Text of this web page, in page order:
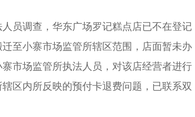
员调查，华东广场罗记糕点店已不在登记
至小寨市场监管所辖区范围，店面暂未办
市场监管所执法人员，对该店经营者进行
区内所反映的预付卡退费问题，已联系双